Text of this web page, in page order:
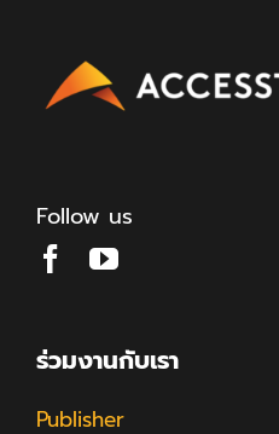
Follow us
ร่วมงานกับเรา
Publisher